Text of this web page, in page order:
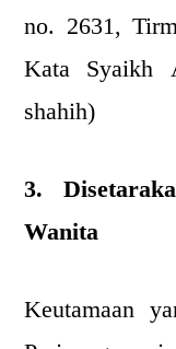
no. 2631,
Kata Syaikh
shahih)
3.
Wanita
Keutamaan